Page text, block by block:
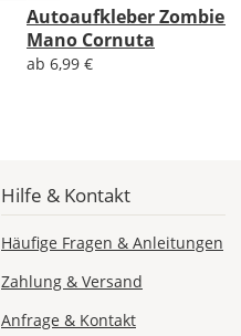
Autoaufkleber Zombie
Mano Cornuta
ab 6,99 €
Hilfe & Kontakt
Häufige Fragen & Anleitungen
Zahlung & Versand
Anfrage & Kontakt